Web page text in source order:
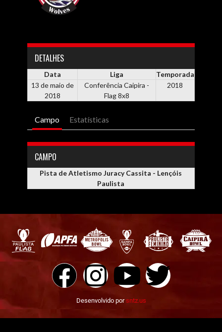
DETALHES
Data Liga
Temporada
13 de maio de
2018
Conferência Caipira -
Flag 8x8
2018
Campo Estatísticas
CAMPO
Pista de Atletismo Juracy Cassita - Lençóis
Paulista
Desenvolvido porsntz.us